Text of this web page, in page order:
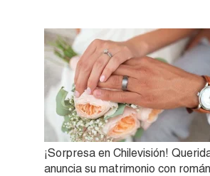
¡Sorpresa en Chilevisión!
anuncia su matrimonio con